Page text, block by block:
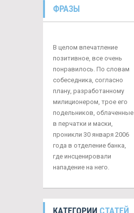
ФРАЗЫ
В целом впечатление
позитивное, все очень
понравилось. По словам
собеседника, согласно
плану, разработанному
милиционером, трое его
подельников, облаченные
в перчатки и маски,
проникли 30 января 2006
года в отделение банка,
где инсценировали
нападение на него.